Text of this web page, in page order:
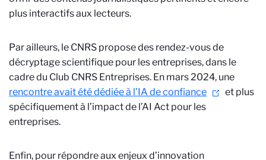
plus interactifs aux lecteurs.
Par ailleurs, le CNRS propose des rendez-vous de
décryptage scientifique pour les entreprises, dans le
cadre du Club CNRS Entreprises. En mars 2024, une
rencontre avait été dédiée à l’IA de confiance
et plus
spécifiquement à l’impact de l’AI Act pour les
entreprises.
Enfin, pour répondre aux enjeux d’innovation